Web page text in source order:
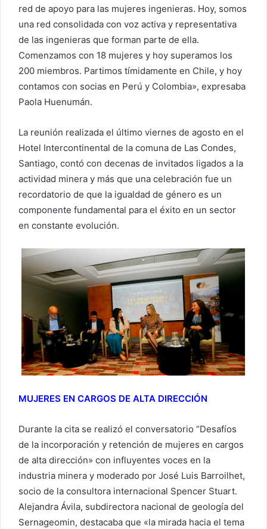
red de apoyo para las mujeres ingenieras. Hoy, somos
una red consolidada con voz activa y representativa
de las ingenieras que forman parte de ella.
Comenzamos con 18 mujeres y hoy superamos los
200 miembros. Partimos tímidamente en Chile, y hoy
contamos con socias en Perú y Colombia», expresaba
Paola Huenumán.
La reunión realizada el último viernes de agosto en el
Hotel Intercontinental de la comuna de Las Condes,
Santiago, contó con decenas de invitados ligados a la
actividad minera y más que una celebración fue un
recordatorio de que la igualdad de género es un
componente fundamental para el éxito en un sector
en constante evolución.
MUJERES EN CARGOS DE ALTA DIRECCIÓN
Durante la cita se realizó el conversatorio “Desafíos
de la incorporación y retención de mujeres en cargos
de alta dirección» con influyentes voces en la
industria minera y moderado por José Luis Barroilhet,
socio de la consultora internacional Spencer Stuart.
Alejandra Ávila, subdirectora nacional de geología del
Sernageomin, destacaba que «la mirada hacia el tema